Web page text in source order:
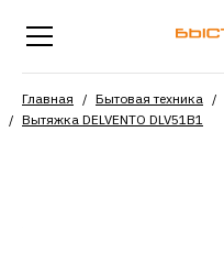
Главная Бытовая техника
Вытяжка DELVENTO DLV51B1